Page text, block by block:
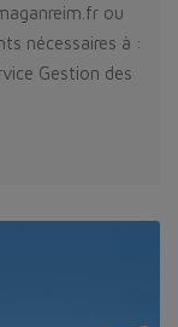
ou
nécessaires à :
Gestion des